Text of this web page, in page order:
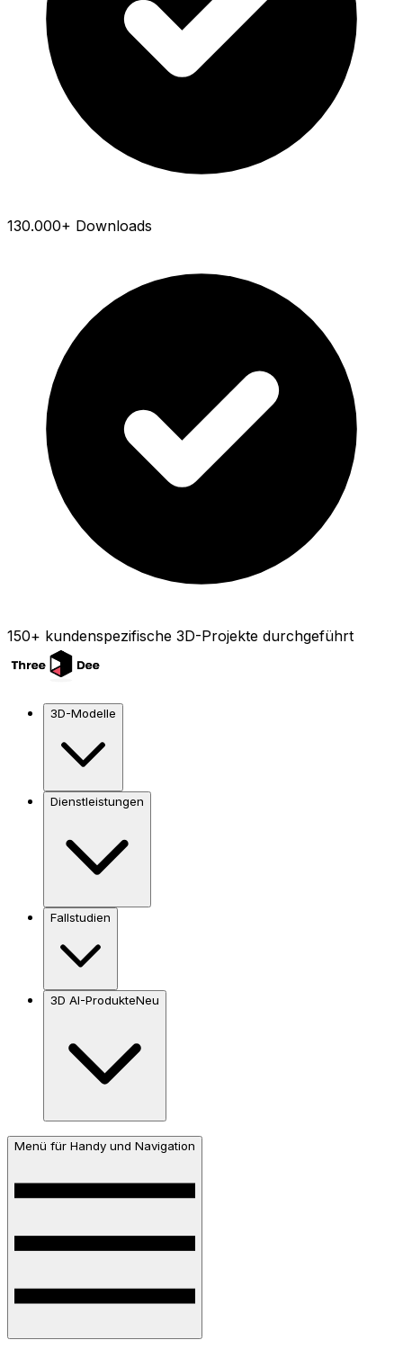
130.000+ Downloads
150+ kundenspezifische 3D-Projekte durchgeführt
3D-Modelle
Dienstleistungen
Fallstudien
3D AI-ProdukteNeu
Menü für Handy und Navigation